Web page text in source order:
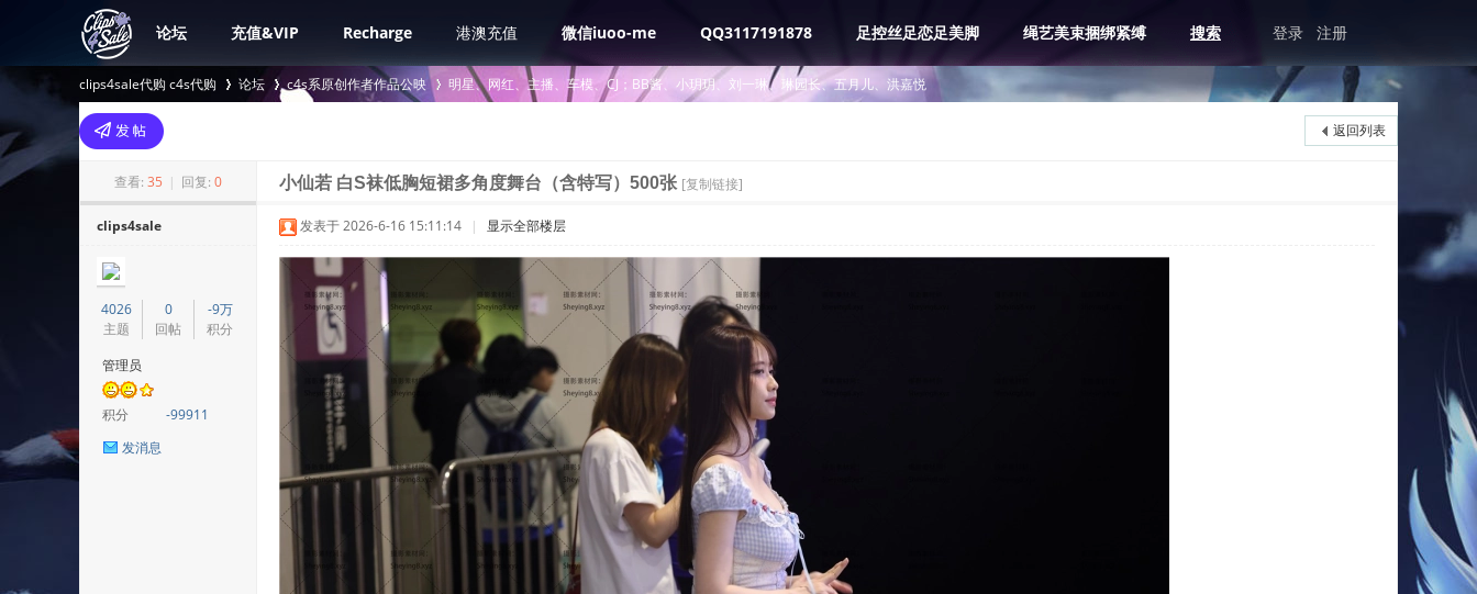
论坛 充值&VIP Recharge 港澳充值 微信iuoo-me QQ3117191878 足控丝足恋足美脚 绳艺美束捆绑紧缚 搜索 登录 注册
clips4sale代购 c4s代购
>
论坛 c4s系原创作者作品公映
›
明星、网红、主播、车模、CJ；BB酱、小玥玥、刘一琳、琳园长、五月儿、洪嘉悦
返回列表
查看: 35 | 回复: 0 小仙若 白S袜低胸短裙多角度舞台（含特写）500张 [复制链接]
clips4sale
4026
主题
0
回帖
-9万
积分
管理员
积分
-99911
发消息
发表于 2026-6-16 15:11:14 | 显示全部楼层